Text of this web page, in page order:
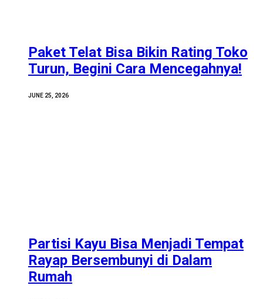
Paket Telat Bisa Bikin Rating Toko
Turun, Begini Cara Mencegahnya!
JUNE 25, 2026
Partisi Kayu Bisa Menjadi Tempat
Rayap Bersembunyi di Dalam
Rumah